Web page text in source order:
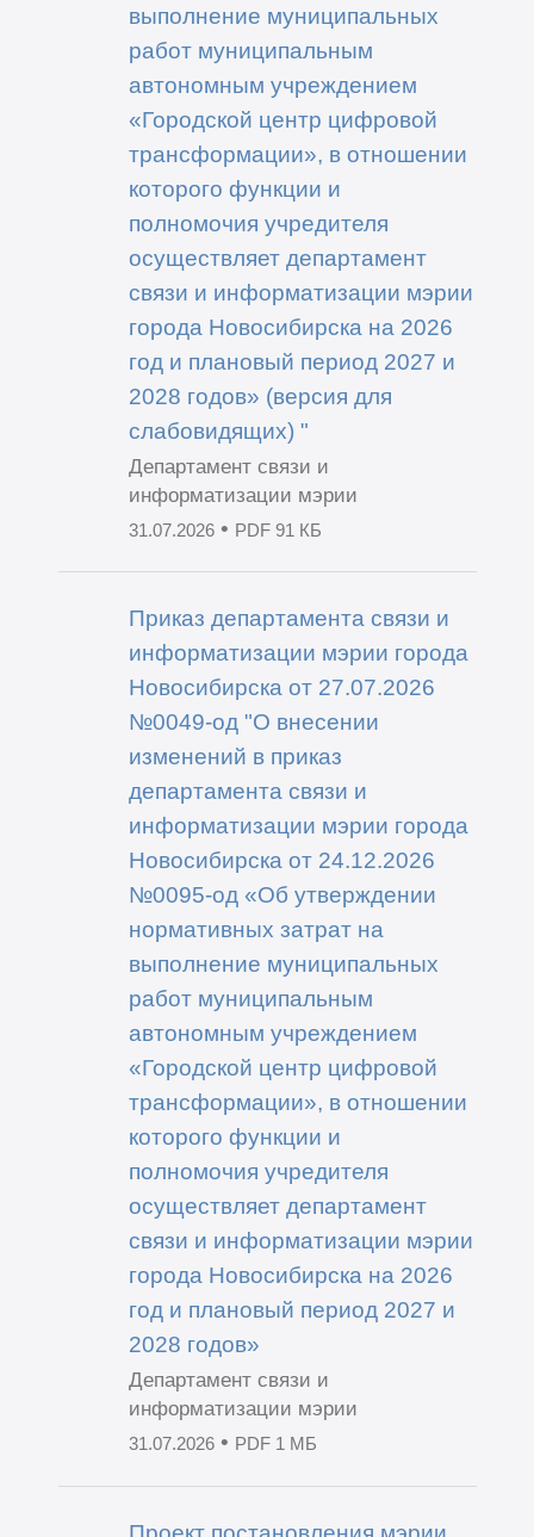
выполнение муниципальных
работ муниципальным
автономным учреждением
«Городской центр цифровой
трансформации», в отношении
которого функции и
полномочия учредителя
осуществляет департамент
связи и информатизации мэрии
города Новосибирска на 2026
год и плановый период 2027 и
2028 годов» (версия для
слабовидящих) "
Департамент связи и
информатизации мэрии
31.07.2026• PDF 91 КБ
Приказ департамента связи и
информатизации мэрии города
Новосибирска от 27.07.2026
№0049-од "О внесении
изменений в приказ
департамента связи и
информатизации мэрии города
Новосибирска от 24.12.2026
№0095-од «Об утверждении
нормативных затрат на
выполнение муниципальных
работ муниципальным
автономным учреждением
«Городской центр цифровой
трансформации», в отношении
которого функции и
полномочия учредителя
осуществляет департамент
связи и информатизации мэрии
города Новосибирска на 2026
год и плановый период 2027 и
2028 годов»
Департамент связи и
информатизации мэрии
31.07.2026• PDF 1 МБ